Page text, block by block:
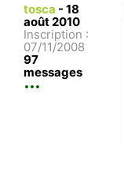
tosca - 18
août 2010
Inscription :
07/11/2008
97
messages